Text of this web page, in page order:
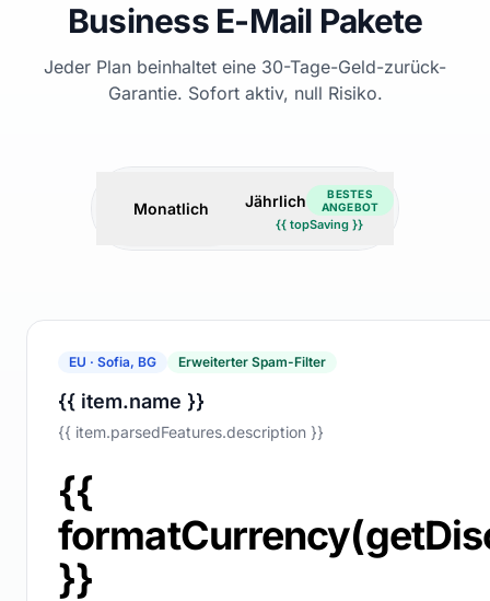
Business E-Mail Pakete
Jeder Plan beinhaltet eine 30-Tage-Geld-zurück-
Garantie. Sofort aktiv, null Risiko.
Monatlich Jährlich
BESTES
ANGEBOT
{{ topSaving }}
EU · Sofia, BG Erweiterter Spam-Filter
{{ item.name }}
{{ item.parsedFeatures.description }}
{{
}}